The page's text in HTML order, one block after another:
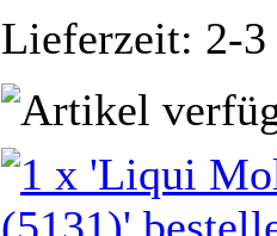
Lieferzeit: 2-3